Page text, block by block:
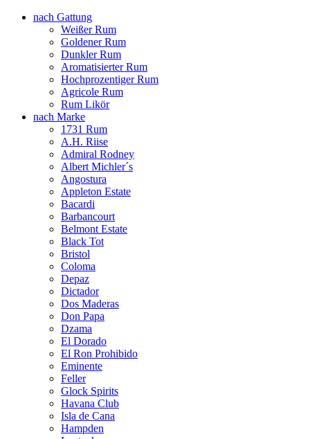
nach Gattung
Weißer Rum
Goldener Rum
Dunkler Rum
Aromatisierter Rum
Hochprozentiger Rum
Agricole Rum
Rum Likör
nach Marke
1731 Rum
A.H. Riise
Admiral Rodney
Albert Michler´s
Angostura
Appleton Estate
Bacardi
Barbancourt
Belmont Estate
Black Tot
Bristol
Coloma
Depaz
Dictador
Dos Maderas
Don Papa
Dzama
El Dorado
El Ron Prohibido
Eminente
Feller
Glock Spirits
Havana Club
Isla de Cana
Hampden